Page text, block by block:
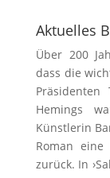
Aktuelles
Über 200
dass die
Präsidenten
Hemings
Künstlerin
Roman
zurück. In